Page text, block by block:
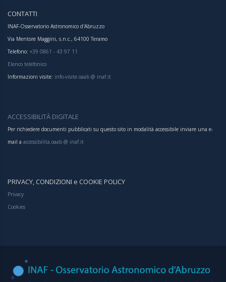
CONTATTI
INAF-Osservatorio Astronomico d'Abruzzo
Via Mentore Maggini, s.n.c., 64100 Teramo
Telefono: +39 0861 - 43 97 11
Elenco telefonico
Informazioni visite: info-visite.oaab @ inaf.it
ACCESSIBILITÀ DIGITALE
Per richiedere documenti pubblicati su questo sito in modalità accessibile inviare una e-
mail a accessibilita.oaab @ inaf.it
PRIVACY, CONDIZIONI e COOKIE POLICY
Privacy
Cookies